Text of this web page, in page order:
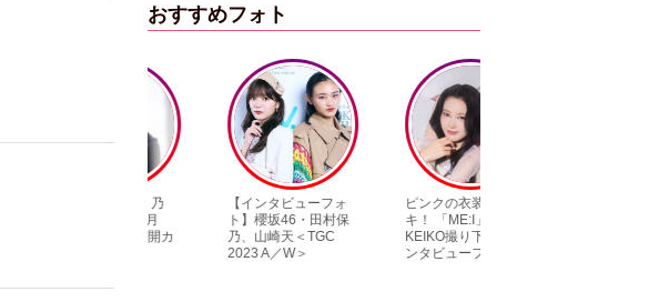
おすすめフォト
【インタビューフォ
ト】櫻坂46・田村保
乃、山崎天＜TGC
2023 A／W＞
ピンクの衣装がステ
キ！ 「ME:I」MIU＆
KEIKO撮り下ろしイ
ンタビューフォト